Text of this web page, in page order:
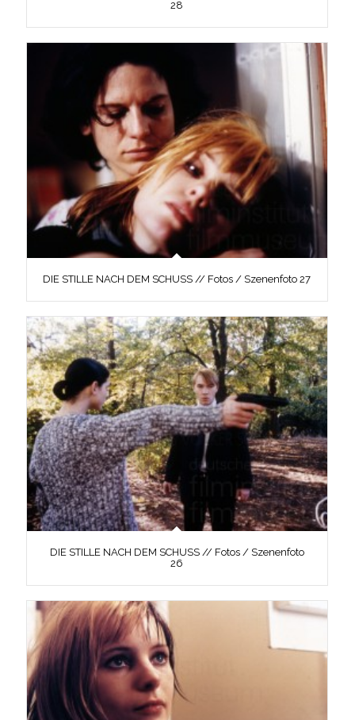
28
DIE STILLE NACH DEM SCHUSS // Fotos / Szenenfoto 27
DIE STILLE NACH DEM SCHUSS // Fotos / Szenenfoto
26